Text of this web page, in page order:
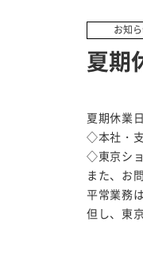
お知
夏期
夏期休業日
◇本社・
◇東京シ
また、お
平常業務
但し、東